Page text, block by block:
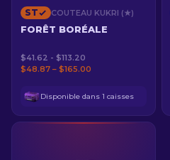
ST COUTEAU KUKRI (★)
FORÊT BORÉALE
$41.62 - $113.20
$48.87 – $165.00
Disponible dans 1 caisses